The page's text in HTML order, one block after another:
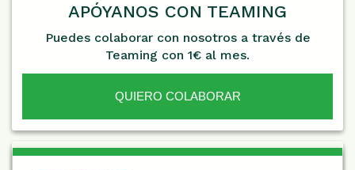
APÓYANOS CON TEAMING
Puedes colaborar con nosotros a través de
Teaming con 1€ al mes.
QUIERO COLABORAR
De Interés